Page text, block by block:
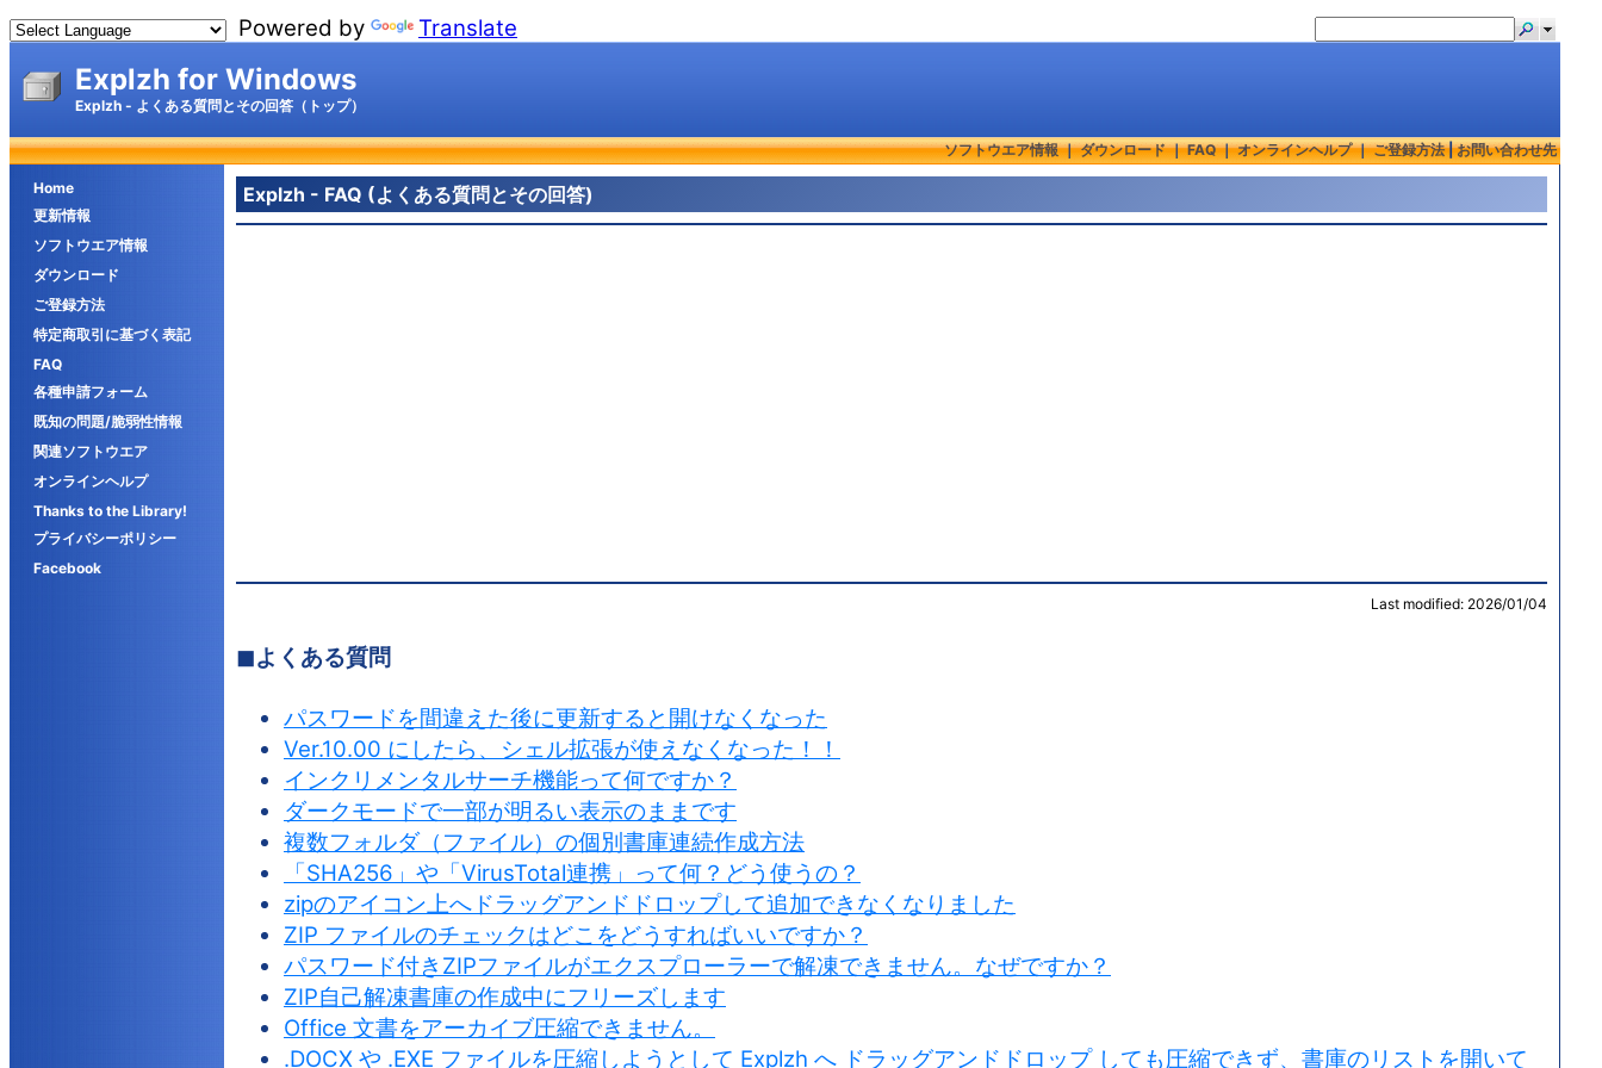
Powered by Translate
Explzh for Windows
Explzh - よくある質問とその回答（トップ）
ソフトウエア情報｜ダウンロード｜FAQ｜オンラインヘルプ｜ご登録方法|お問い合わせ先
Home
更新情報
ソフトウエア情報
ダウンロード
ご登録方法
特定商取引に基づく表記
FAQ
各種申請フォーム
既知の問題/脆弱性情報
関連ソフトウエア
オンラインヘルプ
Thanks to the Library!
プライバシーポリシー
Facebook
Explzh - FAQ (よくある質問とその回答)
Last modified: 2026/01/04
◼よくある質問
パスワードを間違えた後に更新すると開けなくなった
Ver.10.00 にしたら、シェル拡張が使えなくなった！！
インクリメンタルサーチ機能って何ですか？
ダークモードで一部が明るい表示のままです
複数フォルダ（ファイル）の個別書庫連続作成方法
「SHA256」や「VirusTotal連携」って何？どう使うの？
zipのアイコン上へドラッグアンドドロップして追加できなくなりました
ZIP ファイルのチェックはどこをどうすればいいですか？
パスワード付きZIPファイルがエクスプローラーで解凍できません。なぜですか？
ZIP自己解凍書庫の作成中にフリーズします
Office 文書をアーカイブ圧縮できません。
.DOCX や .EXE ファイルを圧縮しようとして Explzh へ ドラッグアンドドロップ しても圧縮できず、書庫のリストを開いて